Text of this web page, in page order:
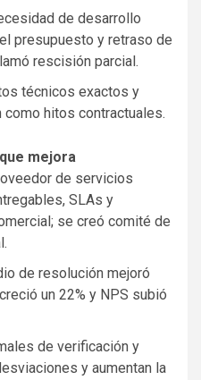
de desarrollo
presupuesto y retraso de
rescisión parcial.
técnicos exactos y
hitos contractuales.
mejora
de servicios
SLAs y
se creó comité de
de resolución mejoró
un 22% y NPS subió
de verificación y
y aumentan la